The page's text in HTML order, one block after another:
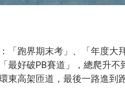
「跑界期末考」、「年度
最好破PB賽道」， 總爬升不
高架匝道，最後一路進到